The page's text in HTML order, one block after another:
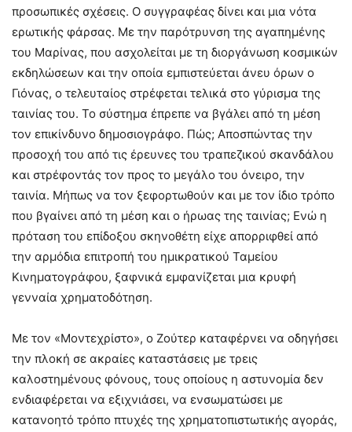
προσωπικές σχέσεις. Ο συγγραφέας δίνει και μια νότα
ερωτικής φάρσας. Με την παρότρυνση της αγαπημένης
του Μαρίνας, που ασχολείται με τη διοργάνωση κοσμικών
εκδηλώσεων και την οποία εμπιστεύεται άνευ όρων ο
Γιόνας, ο τελευταίος στρέφεται τελικά στο γύρισμα της
ταινίας του. Το σύστημα έπρεπε να βγάλει από τη μέση
τον επικίνδυνο δημοσιογράφο. Πώς; Αποσπώντας την
προσοχή του από τις έρευνες του τραπεζικού σκανδάλου
και στρέφοντάς τον προς το μεγάλο του όνειρο, την
ταινία. Μήπως να τον ξεφορτωθούν και με τον ίδιο τρόπο
που βγαίνει από τη μέση και ο ήρωας της ταινίας; Ενώ η
πρόταση του επίδοξου σκηνοθέτη είχε απορριφθεί από
την αρμόδια επιτροπή του ημικρατικού Ταμείου
Κινηματογράφου, ξαφνικά εμφανίζεται μια κρυφή
γενναία χρηματοδότηση.
Με τον «Μοντεχρίστο», ο Ζούτερ καταφέρνει να οδηγήσει
την πλοκή σε ακραίες καταστάσεις με τρεις
καλοστημένους φόνους, τους οποίους η αστυνομία δεν
ενδιαφέρεται να εξιχνιάσει, να ενσωματώσει με
κατανοητό τρόπο πτυχές της χρηματοπιστωτικής αγοράς,